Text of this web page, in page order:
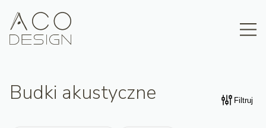
Budki akustyczne Filtruj